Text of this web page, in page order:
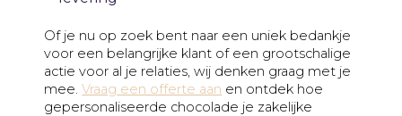
Of je nu op zoek bent naar een uniek bedankje
voor een belangrijke klant of een grootschalige
actie voor al je relaties, wij denken graag met je
mee.Vraag een offerte aan en ontdek hoe
gepersonaliseerde chocolade je zakelijke